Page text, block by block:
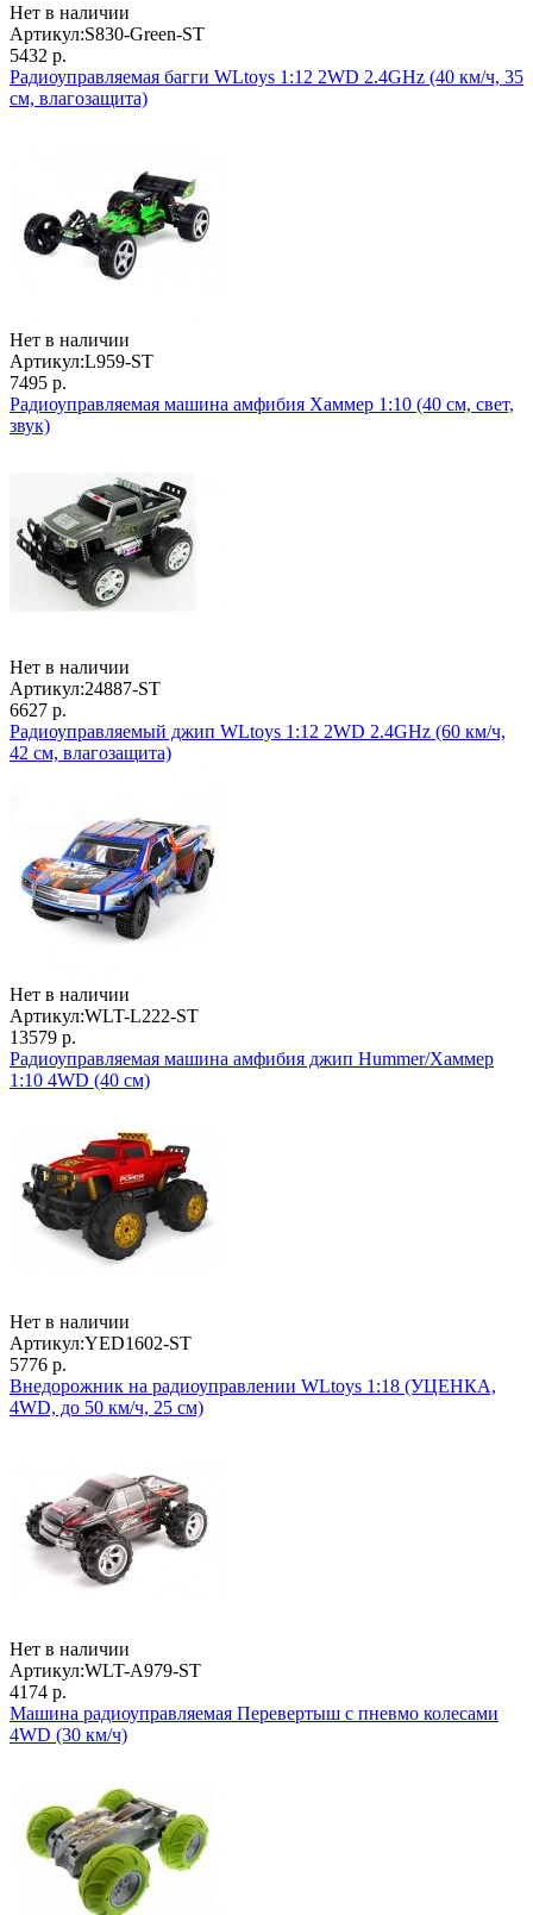
Нет в наличии
Артикул:S830-Green-ST
5432 р.
Радиоуправляемая багги WLtoys 1:12 2WD 2.4GHz (40 км/ч, 35
см, влагозащита)
Нет в наличии
Артикул:L959-ST
7495 р.
Радиоуправляемая машина амфибия Хаммер 1:10 (40 см, свет,
звук)
Нет в наличии
Артикул:24887-ST
6627 р.
Радиоуправляемый джип WLtoys 1:12 2WD 2.4GHz (60 км/ч,
42 см, влагозащита)
Нет в наличии
Артикул:WLT-L222-ST
13579 р.
Радиоуправляемая машина амфибия джип Hummer/Хаммер
1:10 4WD (40 см)
Нет в наличии
Артикул:YED1602-ST
5776 р.
Внедорожник на радиоуправлении WLtoys 1:18 (УЦЕНКА,
4WD, до 50 км/ч, 25 см)
Нет в наличии
Артикул:WLT-A979-ST
4174 р.
Машина радиоуправляемая Перевертыш с пневмо колесами
4WD (30 км/ч)